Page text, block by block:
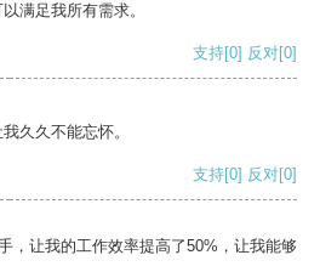
满足我所有需求。
支持[0] 反对[0]
久久不能忘怀。
支持[0] 反对[0]
，让我的工作效率提高了50%，让我能够